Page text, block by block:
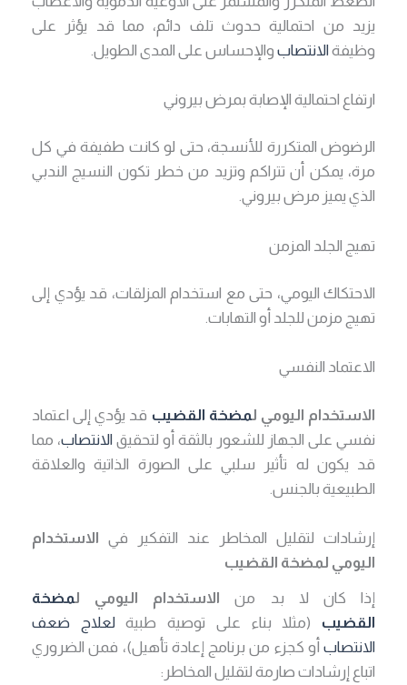
يزيد من احتمالية حدوث تلف دائم، مما قد يؤثر على
وظيفةالانتصاب والإحساس على المدى الطويل.
ارتفاع احتمالية الإصابة بمرض بيروني
الرضوض المتكررة للأنسجة، حتى لو كانت طفيفة في كل
مرة، يمكن أن تتراكم وتزيد من خطر تكون النسيج الندبي
الذي يميز مرض بيروني.
تهيج الجلد المزمن
الاحتكاك اليومي، حتى مع استخدام المزلقات، قد يؤدي إلى
تهيج مزمن للجلد أو التهابات.
الاعتماد النفسي
الاستخدام اليومي لمضخة القضيب قد يؤدي إلى اعتماد
نفسي على الجهاز للشعور بالثقة أو لتحقيق الانتصاب، مما
قد يكون له تأثير سلبي على الصورة الذاتية والعلاقة
الطبيعية بالجنس.
إرشادات لتقليل المخاطر عند التفكير في الاستخدام
اليومي لمضخة القضيب
إذا كان لا بد من الاستخدام اليومي لمضخة
القضيب (مثلا بناء على توصية طبيةلعلاج ضعف
الانتصاب أو كجزء من برنامج إعادة تأهيل)، فمن الضروري
اتباع إرشادات صارمة لتقليل المخاطر: